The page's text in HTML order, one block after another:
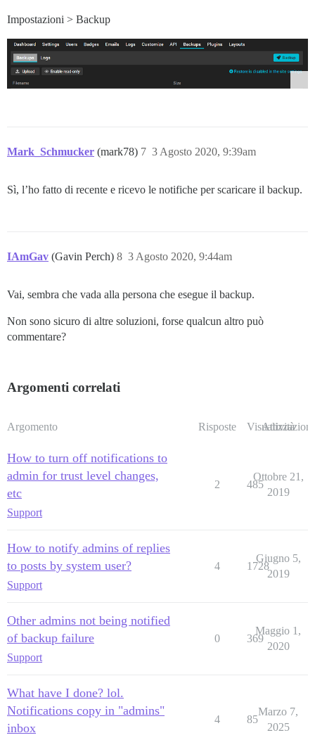
Impostazioni > Backup
Mark_Schmucker (mark78) 3 Agosto 2020, 9:39am
7
Sì, l’ho fatto di recente e ricevo le notifiche per scaricare il backup.
IAmGav (Gavin Perch) 3 Agosto 2020, 9:44am
8
Vai, sembra che vada alla persona che esegue il backup.
Non sono sicuro di altre soluzioni, forse qualcun altro può
commentare?
Argomenti correlati
Argomento Risposte Visualizzazioni
Attività
How to turn off notifications to
admin for trust level changes,
etc
Support
2 485
Ottobre 21,
2019
How to notify admins of replies
to posts by system user?
Support
4 1728
Giugno 5,
2019
Other admins not being notified
of backup failure
Support
0 369
Maggio 1,
2020
What have I done? lol.
Notifications copy in "admins"
inbox
4 85
Marzo 7,
2025